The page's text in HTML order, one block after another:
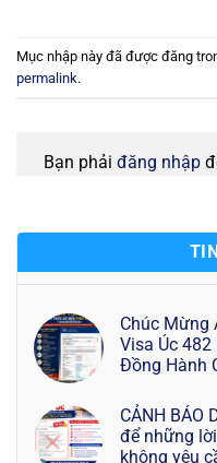
Mục nhập này đã được đăng
permalink.
Bạn phải đăng nhập
Chúc Mừng
Visa Úc 482
Đồng Hành
CẢNH BÁO
để những
không yêu